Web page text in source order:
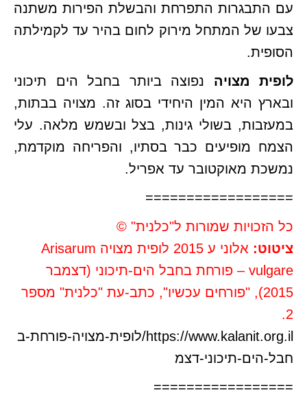
עם התבגרות התפרחת והבשלת הפירות משתנה
צבעו של המתחל מירוק לחום בהיר עד לקמילתה
הסופית.
לופית מצויה נפוצה ביותר בחבל הים תיכוני
ובארץ היא המין היחידי בסוג זה. מצויה בבתות,
במעזבות, בשולי גינות, בצל ובשמש מלאה. עלי
הצמח מופיעים כבר בסתיו, והפריחה מוקדמת,
נמשכת מאוקטובר עד אפריל.
==================
כל הזכויות שמורות ל"כלנית" ©
ציטוט:
אלוני ע 2015 לופית מצויה Arisarum
vulgare – פורחת בחבל הים-תיכוני (דצמבר
2015), "פורחים עכשיו", כתב-עת "כלנית" מספר
2.
https://www.kalanit.org.il/לופית-מצויה-פורחת-ב
חבל-הים-תיכוני-דצמ
=================